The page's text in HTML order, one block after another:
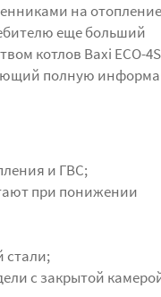
на
еще больший
котлов Baxi ECO-4S
полную
и ГВС;
при понижении
стали;
с закрытой